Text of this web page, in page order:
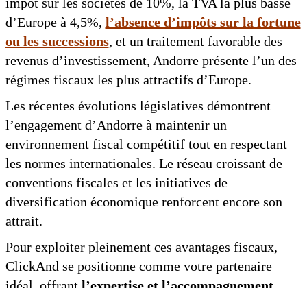
d’Europe à 4,5%, l’absence d’impôts sur la fortune
ou les successions, et un traitement favorable des
revenus d’investissement, Andorre présente l’un des
régimes fiscaux les plus attractifs d’Europe.
Les récentes évolutions législatives démontrent
l’engagement d’Andorre à maintenir un
environnement fiscal compétitif tout en respectant
les normes internationales. Le réseau croissant de
conventions fiscales et les initiatives de
diversification économique renforcent encore son
attrait.
Pour exploiter pleinement ces avantages fiscaux,
ClickAnd se positionne comme votre partenaire